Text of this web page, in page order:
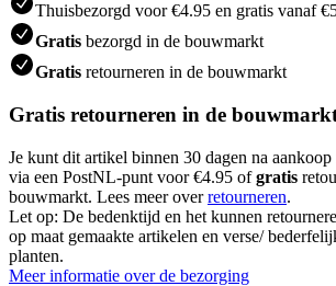
Thuisbezorgd voor €4.95 en gratis vanaf
Gratis bezorgd in de bouwmarkt
Gratis retourneren in de bouwmarkt
Gratis retourneren in de
Je kunt dit artikel binnen 30 dagen na aankoop
via een PostNL-punt voor €4.95 ofgratis
bouwmarkt. Lees meer overretourneren.
Let op: De bedenktijd en het kunnen
op maat gemaakte artikelen en verse/
planten.
Meer informatie over de bezorging